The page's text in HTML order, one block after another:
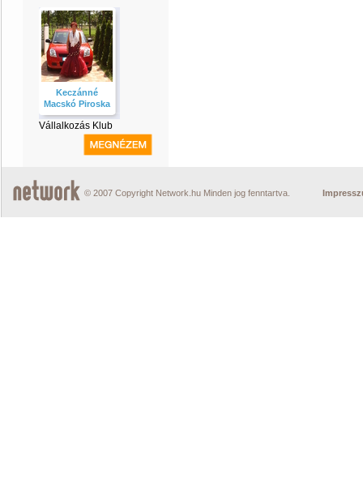
Keczánné
Macskó Piroska
Vállalkozás Klub
© 2007 Copyright Network.hu Minden jog fenntartva.